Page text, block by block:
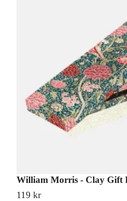
William Morris - Clay Gift
119 kr